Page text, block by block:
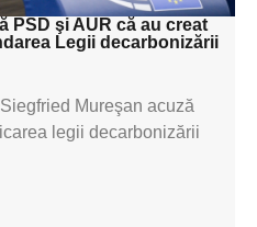
PSD şi AUR că au creat
Legii decarbonizării
Mureşan acuză
legii decarbonizării